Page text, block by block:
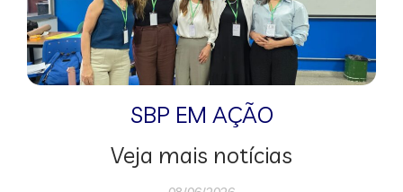
SBP EM AÇÃO
Veja mais notícias